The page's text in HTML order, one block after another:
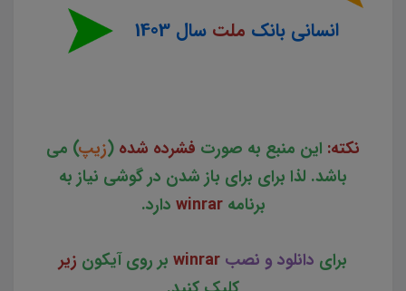
انسانی بانک ملتسال 1403
نکته: این منبع به صورت فشرده شده (زیپ) می
باشد. لذا برای برای باز شدن در گوشی نیاز به
برنامهwinrar دارد.
برای دانلود و نصب winrar بر روی آیکون زیر